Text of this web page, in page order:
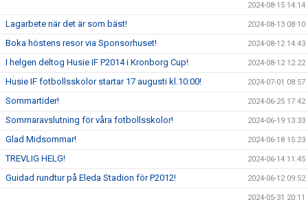
2024-08-15 14:14
Lagarbete när det är som bäst! 2024-08-13 08:10
Boka höstens resor via Sponsorhuset! 2024-08-12 14:43
I helgen deltog Husie IF P2014 i Kronborg Cup! 2024-08-12 12:22
Husie IF fotbollsskolor startar 17 augusti kl.10:00! 2024-07-01 08:57
Sommartider! 2024-06-25 17:42
Sommaravslutning för våra fotbollsskolor! 2024-06-19 13:33
Glad Midsommar! 2024-06-18 15:23
TREVLIG HELG! 2024-06-14 11:45
Guidad rundtur på Eleda Stadion för P2012! 2024-06-12 09:52
2024-05-31 20:11